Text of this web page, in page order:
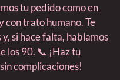
tu pedido como en
con trato humano. Te
si hace falta, hablamos
los 90. 📞 ¡Haz tu
complicaciones!